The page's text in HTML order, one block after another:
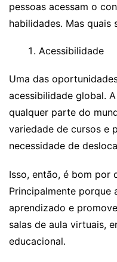
pessoas acessam o
habilidades. Mas quais
Acessibilidade
Uma das
acessibilidade global.
qualquer parte do
variedade de cursos e
necessidade de
Isso, então, é bom por
Principalmente porque
aprendizado e
salas de aula virtuais,
educacional.